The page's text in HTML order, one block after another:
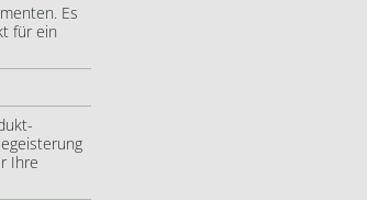
Es
für ein
Ihre